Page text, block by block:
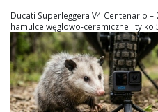
Ducati Superleggera V4 Centenario
hamulce węglowo-ceramiczne i tylko